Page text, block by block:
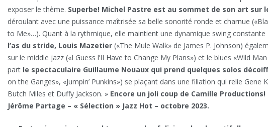
exposer le thème. Superbe! Michel Pastre est au sommet de son art sur
déroulant avec une puissance maîtrisée sa belle sonorité ronde et charnue
to Me»…). Quant à la rythmique, elle maintient une dynamique swing constante
l’as du stride, Louis Mazetier («The Mule Walk» de James P. Johnson)
sur le middle jazz («I Guess l’II Have to Change My Plans») et le blues «Wild Man
part le spectaculaire Guillaume Nouaux qui prend quelques solos
on the Ganges», «Jumpin’ Punkins») se plaçant dans une filiation qui relie Gene
Butch Miles et Duffy Jackson. » Encore un joli coup de Camille Productions!
Jérôme Partage – « Sélection » Jazz Hot – octobre 2023.